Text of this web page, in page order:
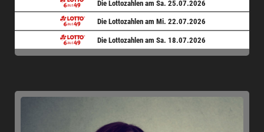
Die Lottozahlen am Sa. 25.07.2026
Die Lottozahlen am Mi. 22.07.2026
Die Lottozahlen am Sa. 18.07.2026